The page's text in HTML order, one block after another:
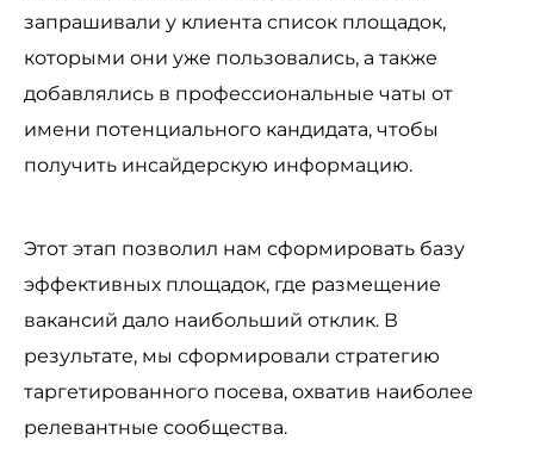
запрашивали у клиента список площадок,
которыми они уже пользовались, а также
добавлялись в профессиональные чаты от
имени потенциального кандидата, чтобы
получить инсайдерскую информацию.
Этот этап позволил нам сформировать базу
эффективных площадок, где размещение
вакансий дало наибольший отклик. В
результате, мы сформировали стратегию
таргетированного посева, охватив наиболее
релевантные сообщества.